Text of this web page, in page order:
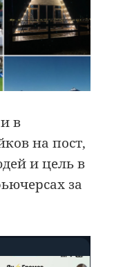
в
на пост,
и цель в
за